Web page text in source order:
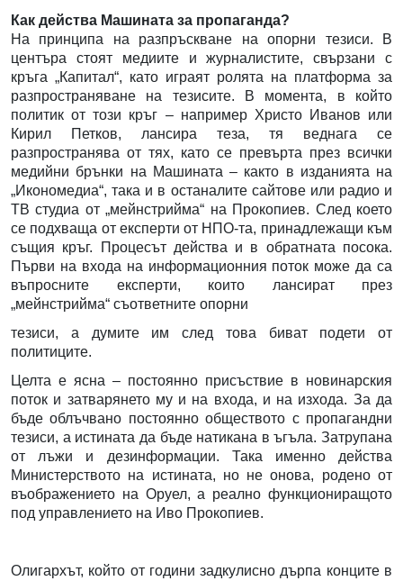
Как действа Машината за пропаганда?
На принципа на разпръскване на опорни тезиси. В
центъра стоят медиите и журналистите, свързани с
кръга „Капитал“, като играят ролята на платформа за
разпространяване на тезисите. В момента, в който
политик от този кръг – например Христо Иванов или
Кирил Петков, лансира теза, тя веднага се
разпространява от тях, като се превърта през всички
медийни брънки на Машината – както в изданията на
„Икономедиа“, така и в останалите сайтове или радио и
ТВ студиа от „мейнстрийма“ на Прокопиев. След което
се подхваща от експерти от НПО-та, принадлежащи към
същия кръг. Процесът действа и в обратната посока.
Първи на входа на информационния поток може да са
въпросните експерти, които лансират през
„мейнстрийма“ съответните опорни
тезиси, а думите им след това биват подети от
политиците.
Целта е ясна – постоянно присъствие в новинарския
поток и затварянето му и на входа, и на изхода. За да
бъде облъчвано постоянно обществото с пропагандни
тезиси, а истината да бъде натикана в ъгъла. Затрупана
от лъжи и дезинформации. Така именно действа
Министерството на истината, но не онова, родено от
въображението на Оруел, а реално функциониращото
под управлението на Иво Прокопиев.
Олигархът, който от години задкулисно дърпа конците в